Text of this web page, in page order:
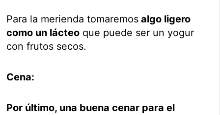
Para la merienda tomaremos algo ligero
como un lácteo que puede ser un yogur
con frutos secos.
Cena:
Por último, una buena cenar para el